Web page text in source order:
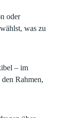
oder
was zu
– im
Rahmen,